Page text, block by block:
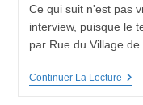
Ce qui suit n'est pas
interview, puisque le
par Rue du Village
Continuer La LectureRue